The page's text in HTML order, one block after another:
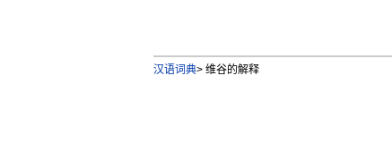
汉语词典>维谷的解释